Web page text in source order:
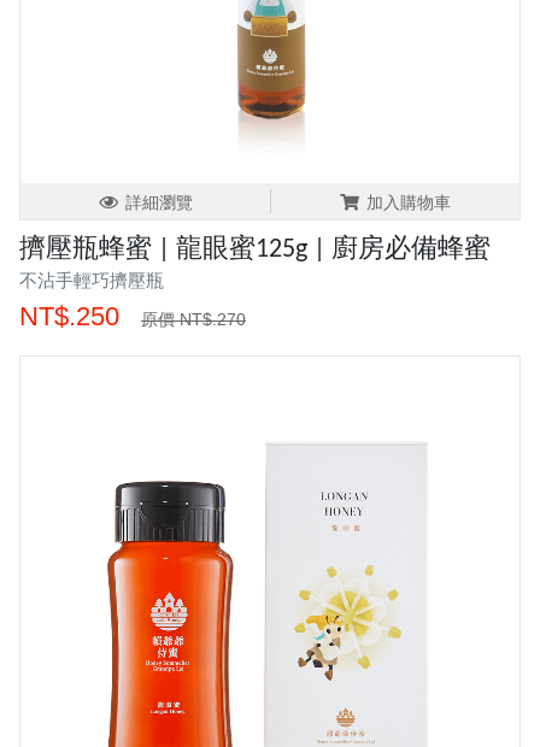
詳細瀏覽 加入購物車
擠壓瓶蜂蜜 | 龍眼蜜125g | 廚房必備蜂蜜
不沾手輕巧擠壓瓶
NT$.250 原價 NT$.270